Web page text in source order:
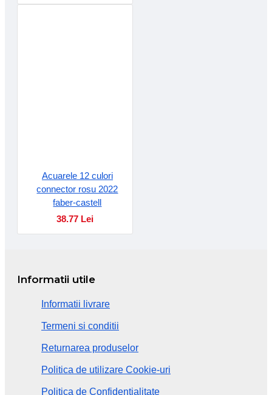
Acuarele 12 culori
connector rosu 2022
faber-castell
38.77 Lei
Informatii utile
Informatii livrare
Termeni si conditii
Returnarea produselor
Politica de utilizare Cookie-uri
Politica de Confidentialitate